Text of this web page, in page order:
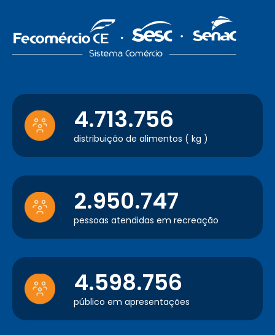
4.713.756
distribuição de alimentos ( kg )
2.950.747
pessoas atendidas em recreação
4.598.756
público em apresentações